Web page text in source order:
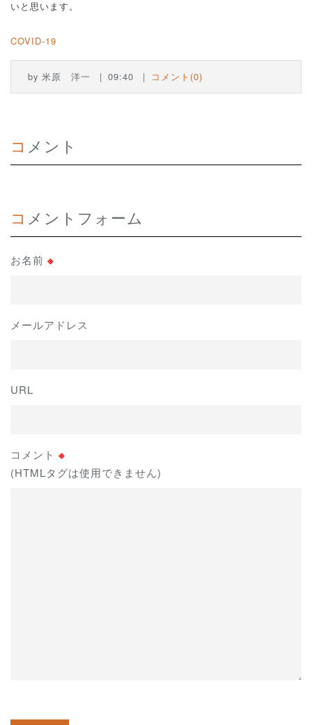
いと思います。
COVID-19
by 米原 洋一 09:40 コメント(0)
コメント
コメントフォーム
お名前 ※
メールアドレス
URL
コメント ※
(HTMLタグは使用できません)